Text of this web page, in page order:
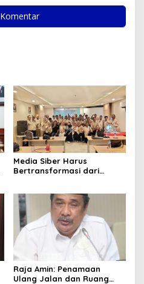
Media Siber Harus
Bertransformasi dari
Raja Amin: Penamaan
Ulang Jalan dan Ruang